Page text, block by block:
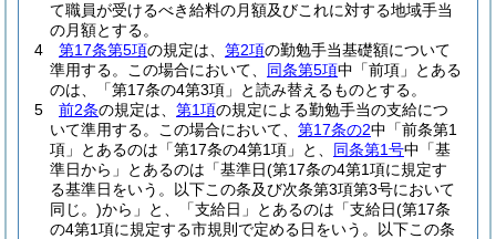
て職員が受けるべき給料の月額及びこれに対する地域手当
の月額とする。
4
第17条第5項の規定は、 第2項の勤勉手当基礎額について
準用する。
この場合において、 同条第5項中「前項」とある
のは、「第17条の4第3項」と読み替えるものとする。
5
前2条の規定は、 第1項の規定による勤勉手当の支給につ
いて準用する。
この場合において、 第17条の2中「前条第1
項」とあるのは「第17条の4第1項」と、 同条第1号中「基
準日から」とあるのは「基準日(第17条の4第1項に規定す
る基準日をいう。以下この条及び次条第3項第3号において
同じ。)から」と、「支給日」とあるのは「支給日(第17条
の4第1項に規定する市規則で定める日をいう。以下この条